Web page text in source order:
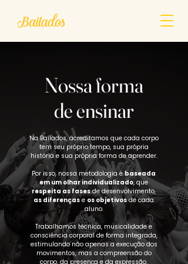
Nossa forma
de ensinar
Na Bailados, acreditamos que cada corpo
tem seu próprio tempo, sua própria
história e sua própria forma de aprender.
Por isso, nossa metodologia ébaseada
em um olhar individualizado, que
respeita as fasesde desenvolvimento,
as diferençase os objetivosde cada
aluno.
Trabalhamos técnica, musicalidade e
consciência corporal de forma integrada,
estimulando não apenas a execução dos
movimentos, mas a compreensão do
corpo, da presença e da expressão.